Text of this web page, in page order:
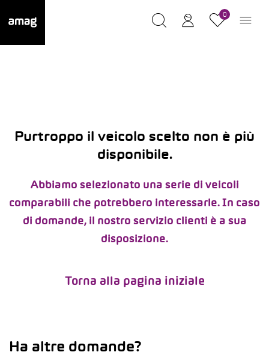
0
Purtroppo il veicolo scelto non è più
disponibile.
Abbiamo selezionato una serie di veicoli
comparabili che potrebbero interessarle. In caso
di domande, il nostro servizio clienti è a sua
disposizione.
Torna alla pagina iniziale
Ha altre domande?